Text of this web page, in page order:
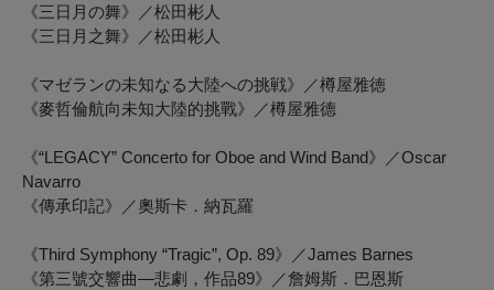
《三日月の舞》／松田彬人
《三日月之舞》／松田彬人
《マゼランの未知なる大陸への挑戦》／樽屋雅徳
《麥哲倫航向未知大陸的挑戰》／樽屋雅德
《“LEGACY” Concerto for Oboe and Wind Band》／Oscar
Navarro
《傳承印記》／奧斯卡．納瓦羅
《Third Symphony “Tragic”, Op. 89》／James Barnes
《第三號交響曲—悲劇，作品89》／詹姆斯．巴恩斯